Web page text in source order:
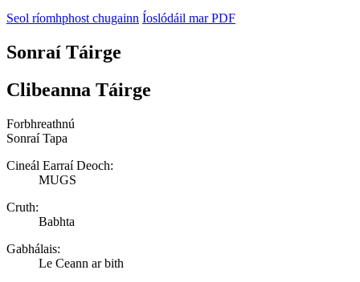
Seol ríomhphost chugainn Íoslódáil mar PDF
Sonraí Táirge
Clibeanna Táirge
Forbhreathnú
Sonraí Tapa
Cineál Earraí Deoch:
MUGS
Cruth:
Babhta
Gabhálais:
Le Ceann ar bith